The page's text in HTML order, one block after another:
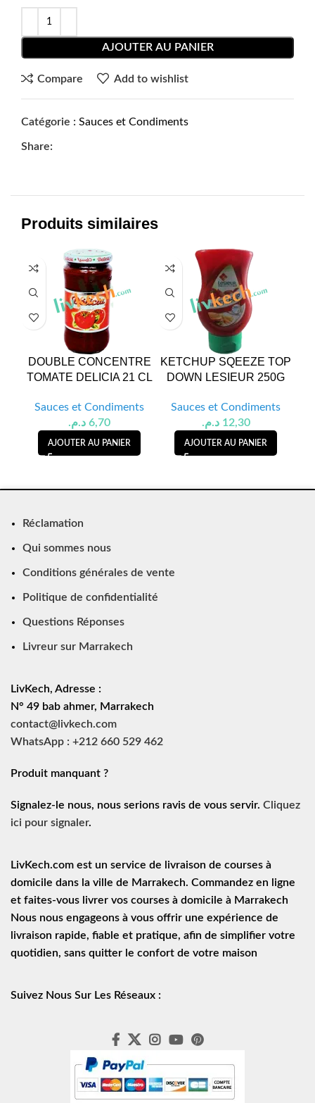
AJOUTER AU PANIER
Compare Add to wishlist
Catégorie : Sauces et Condiments
Share:
Produits similaires
DOUBLE CONCENTRE
TOMATE DELICIA 21 CL
Sauces et Condiments
6,70 د.م.
AJOUTER AU PANIER
KETCHUP SQEEZE TOP
DOWN LESIEUR 250G
Sauces et Condiments
12,30 د.م.
AJOUTER AU PANIER
Réclamation
Qui sommes nous
Conditions générales de vente
Politique de confidentialité
Questions Réponses
Livreur sur Marrakech
LivKech, Adresse :
N° 49 bab ahmer, Marrakech
contact@livkech.com
WhatsApp : +212 660 529 462
Produit manquant ?
Signalez-le nous, nous serions ravis de vous servir. Cliquez
ici pour signaler.
LivKech.com est un service de
livraison de courses à
domicile dans la ville de Marrakech. Commandez en ligne
et faites-vous livrer vos courses à domicile à Marrakech
Nous nous engageons à vous offrir une expérience de
livraison rapide, fiable et pratique, afin de simplifier votre
quotidien, sans quitter le confort de votre maison
Suivez Nous Sur Les Réseaux :